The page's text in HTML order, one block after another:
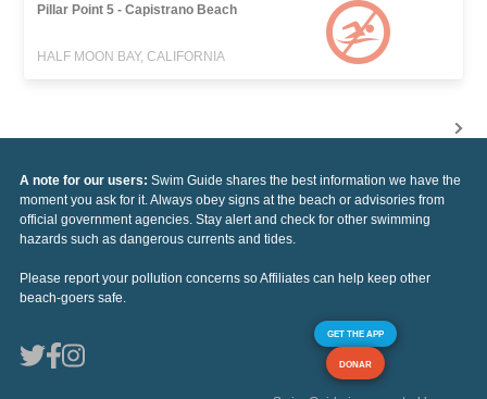
Pillar Point 5 - Capistrano Beach
HALF MOON BAY, CALIFORNIA
A note for our users: Swim Guide shares the best information we have the
moment you ask for it. Always obey signs at the beach or advisories from
official government agencies. Stay alert and check for other swimming
hazards such as dangerous currents and tides.
Please report your pollution concerns so Affiliates can help keep other
beach-goers safe.
GET THE APP
DONAR